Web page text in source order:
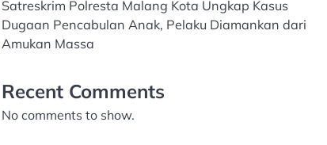
Satreskrim Polresta Malang Kota Ungkap Kasus
Dugaan Pencabulan Anak, Pelaku Diamankan dari
Amukan Massa
Recent Comments
No comments to show.